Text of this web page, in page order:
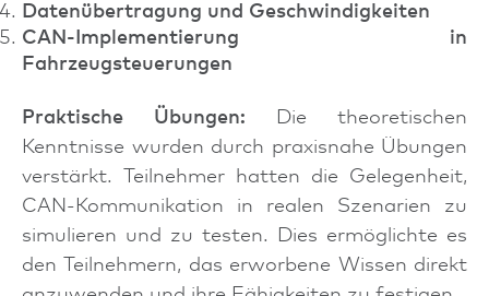
Datenübertragung und Geschwindigkeiten
CAN-Implementierung in
Fahrzeugsteuerungen
Praktische Übungen: Die theoretischen
Kenntnisse wurden durch praxisnahe Übungen
verstärkt. Teilnehmer hatten die Gelegenheit,
CAN-Kommunikation in realen Szenarien zu
simulieren und zu testen. Dies ermöglichte es
den Teilnehmern, das erworbene Wissen direkt